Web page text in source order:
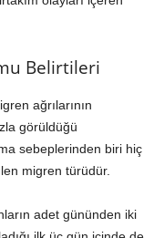
Belirtileri
ağrılarının
görüldüğü
sebeplerinden biri hiç
migren türüdür.
adet gününden iki